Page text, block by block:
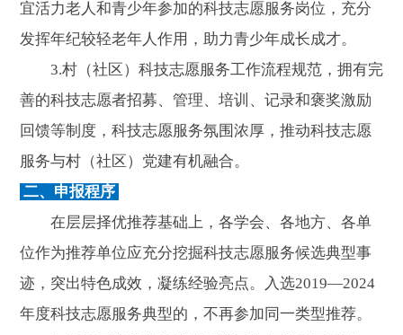
宜活力老人和青少年参加的科技志愿服务岗位，充分
发挥年纪较轻老年人作用，助力青少年成长成才。
3.村（社区）科技志愿服务工作流程规范，拥有完
善的科技志愿者招募、管理、培训、记录和褒奖激励
回馈等制度，科技志愿服务氛围浓厚，推动科技志愿
服务与村（社区）党建有机融合。
二、申报程序
在层层择优推荐基础上，各学会、各地方、各单
位作为推荐单位应充分挖掘科技志愿服务候选典型事
迹，突出特色成效，凝练经验亮点。入选2019—2024
年度科技志愿服务典型的，不再参加同一类型推荐。